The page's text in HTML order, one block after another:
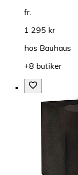
fr.
1 295 kr
hos Bauhaus
+8 butiker